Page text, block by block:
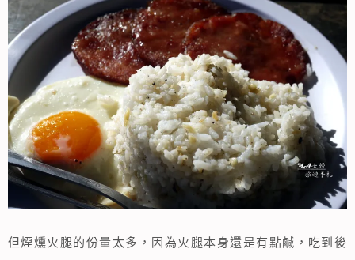
但煙燻火腿的份量太多，因為火腿本身還是有點鹹，吃到後